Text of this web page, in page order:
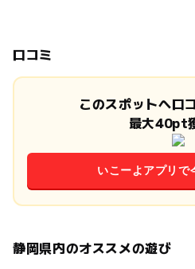
口コミ
このスポットへ口
最大40pt
いこーよアプリで
静岡県内のオススメの遊び